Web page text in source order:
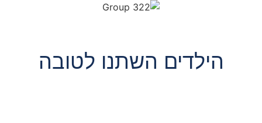
הילדים השתנו לטובה